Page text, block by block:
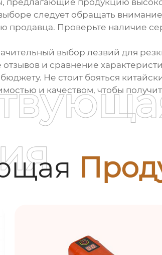
предлагающие продукцию
следует обращать
Проверьте наличие
выбор лезвий для
и сравнение
Не стоит бояться
и качеством, чтобы